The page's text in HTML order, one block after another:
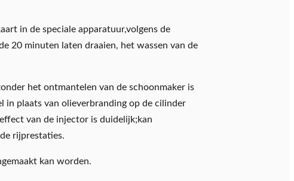
in de speciale apparatuur,volgens de
20 minuten laten draaien, het wassen van de
het ontmantelen van de schoonmaker is
in plaats van olieverbranding op de cilinder
van de injector is duidelijk;kan
rijprestaties.
kan worden.